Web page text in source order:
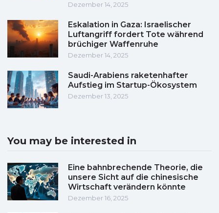
Dezember 14, 2025
Eskalation in Gaza: Israelischer
Luftangriff fordert Tote während
brüchiger Waffenruhe
Dezember 14, 2025
Saudi-Arabiens raketenhafter
Aufstieg im Startup-Ökosystem
Dezember 13, 2025
You may be interested in
Eine bahnbrechende Theorie, die
unsere Sicht auf die chinesische
Wirtschaft verändern könnte
Dezember 16, 2025